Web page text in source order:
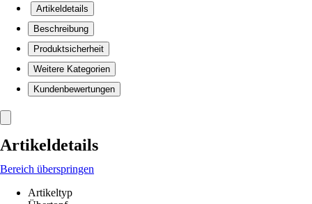
Artikeldetails
Beschreibung
Produktsicherheit
Weitere Kategorien
Kundenbewertungen
Artikeldetails
Bereich überspringen
Artikeltyp